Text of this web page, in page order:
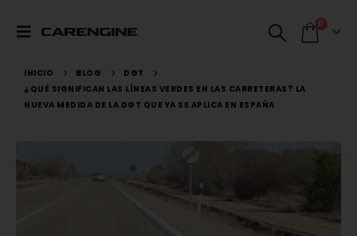
0
INICIO BLOG
DGT
¿QUÉ SIGNIFICAN LAS LÍNEAS VERDES EN LAS CARRETERAS? LA
NUEVA MEDIDA DE LA DGT QUE YA SE APLICA EN ESPAÑA